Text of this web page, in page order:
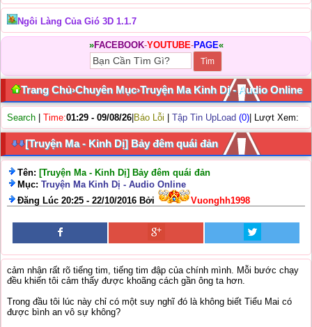
Ngôi Làng Của Gió 3D 1.1.7
»FACEBOOK-YOUTUBE-PAGE«
Trang Chủ›Chuyên Mục›Truyện Ma Kinh Dị - Audio Online
Search Time:01:29 - 09/08/26 Báo Lỗi Tập Tin UpLoad (0) | Lượt Xem:
[Truyện Ma - Kinh Dị] Bảy đêm quái đản
Tên: [Truyện Ma - Kinh Dị] Bảy đêm quái đản
Mục: Truyện Ma Kinh Dị - Audio Online
Đăng Lúc 20:25 - 22/10/2016 Bởi
Vuonghh1998
cảm nhận rất rõ tiếng tim, tiếng tim đập của chính mình. Mỗi bước chạy
đều khiến tôi cảm thấy được khoãng cách gần ông ta hơn.
Trong đầu tôi lúc này chỉ có một suy nghĩ đó là không biết Tiểu Mai có
được bình an vô sự không?